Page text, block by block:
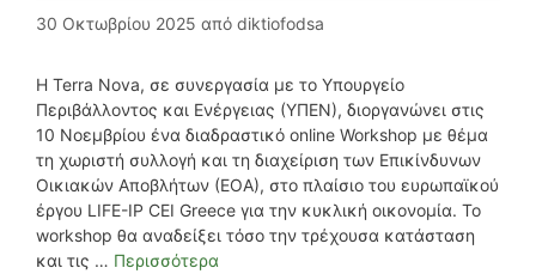
30 Οκτωβρίου 2025 από diktiofodsa
Η Terra Nova, σε συνεργασία με το Υπουργείο
Περιβάλλοντος και Ενέργειας (ΥΠΕΝ), διοργανώνει στις
10 Νοεμβρίου ένα διαδραστικό online Workshop με θέμα
τη χωριστή συλλογή και τη διαχείριση των Επικίνδυνων
Οικιακών Αποβλήτων (ΕΟΑ), στο πλαίσιο του ευρωπαϊκού
έργου LIFE-IP CEI Greece για την κυκλική οικονομία. Το
workshop θα αναδείξει τόσο την τρέχουσα κατάσταση
και τις … Περισσότερα